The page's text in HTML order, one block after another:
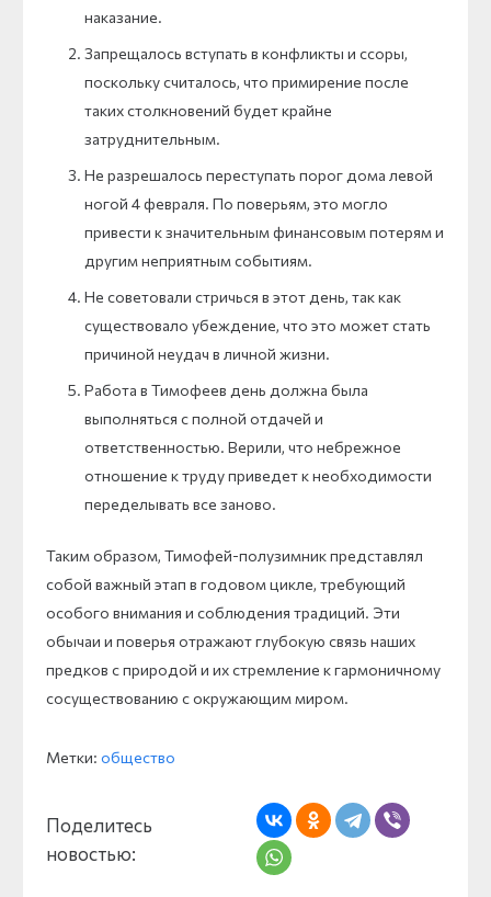
наказание.
Запрещалось вступать в конфликты и ссоры,
поскольку считалось, что примирение после
таких столкновений будет крайне
затруднительным.
Не разрешалось переступать порог дома левой
ногой 4 февраля. По поверьям, это могло
привести к значительным финансовым потерям и
другим неприятным событиям.
Не советовали стричься в этот день, так как
существовало убеждение, что это может стать
причиной неудач в личной жизни.
Работа в Тимофеев день должна была
выполняться с полной отдачей и
ответственностью. Верили, что небрежное
отношение к труду приведет к необходимости
переделывать все заново.
Таким образом, Тимофей-полузимник представлял
собой важный этап в годовом цикле, требующий
особого внимания и соблюдения традиций. Эти
обычаи и поверья отражают глубокую связь наших
предков с природой и их стремление к гармоничному
сосуществованию с окружающим миром.
Метки: общество
Поделитесь
новостью: